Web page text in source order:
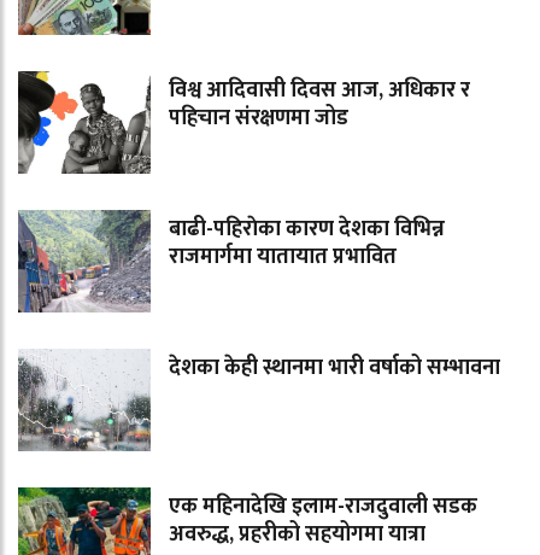
विश्व आदिवासी दिवस आज, अधिकार र
पहिचान संरक्षणमा जोड
बाढी-पहिराेका कारण देशका विभिन्न
राजमार्गमा यातायात प्रभावित
देशका केही स्थानमा भारी वर्षाको सम्भावना
एक महिनादेखि इलाम-राजदुवाली सडक
अवरुद्ध, प्रहरीको सहयोगमा यात्रा